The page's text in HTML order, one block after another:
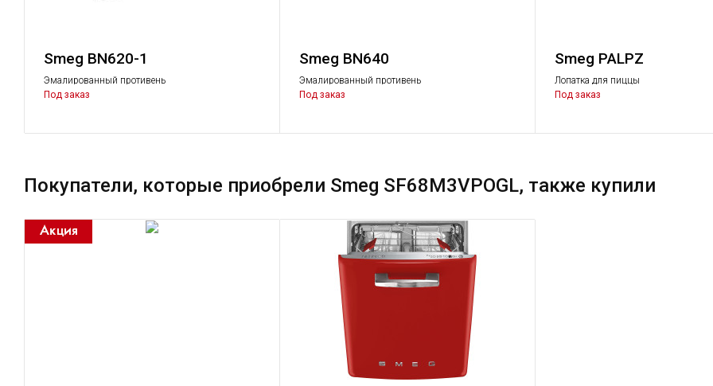
Smeg BN620-1
Эмалированный противень
Под заказ
Smeg BN640
Эмалированный противень
Под заказ
Smeg PALPZ
Лопатка для пиццы
Под заказ
Покупатели, которые приобрели Smeg SF68M3VPOGL, также купили